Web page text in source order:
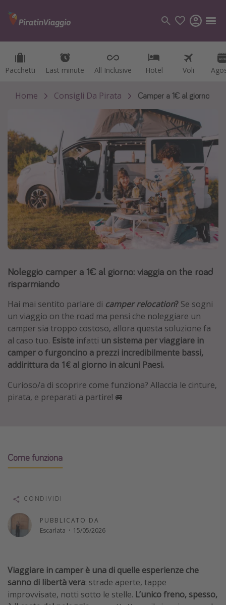
Pacchetti Last minute All Inclusive Hotel Voli
Pacchetti Last minute All Inclusive Hotel Voli
Categorie
Voli
Crociere
Destinazioni
Tutte le destinazioni
Italia
Albania
Grecia
Egitto
Tunisia
Malta
Canarie
Capo Verde
Tipo di vacanza
Vacanze last minute
Vacanze all inclusive
Vacanze con bambini
Viaggi per single
Altri argomenti
Calendario di viaggio
Festività del 2026
Città più visitate
Home Consigli Da Pirata Camper a 1€ al giorno
Noleggio camper a 1€ al giorno: viaggia on the road
risparmiando
Hai mai sentito parlare di camper relocation? Se sogni
un viaggio on the road ma pensi che noleggiare un
camper sia troppo costoso, allora questa soluzione fa
al caso tuo. Esiste infatti un sistema per viaggiare in
camper o furgoncino a prezzi incredibilmente bassi,
addirittura da 1€ al giorno in alcuni Paesi.
Curioso/a di scoprire come funziona? Allaccia le cinture,
pirata, e preparati a partire! 🚐
Come funziona
PUBBLICATO DA
Escarlata · 15/05/2026
CONDIVIDI
Viaggiare in camper è una di quelle esperienze che
sanno di libertà vera: strade aperte, tappe
improvvisate, notti sotto le stelle. L’unico freno, spesso,